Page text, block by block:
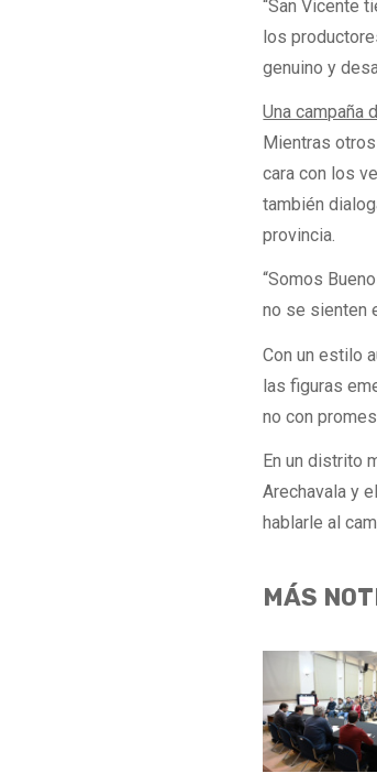
“San Vicente
los
genuino y
Una campaña
Mientras
cara con los
también
provincia.
“Somos
no se sienten
Con un estilo
las figuras
no con
En un distrito
Arechavala y
hablarle al
MÁS